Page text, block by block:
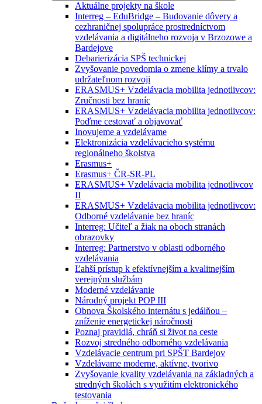
Aktuálne projekty na škole
Interreg – EduBridge – Budovanie dôvery a
cezhraničnej spolupráce prostredníctvom
vzdelávania a digitálneho rozvoja v Brzozowe a
Bardejove
Debarierizácia SPŠ technickej
Zvyšovanie povedomia o zmene klímy a trvalo
udržateľnom rozvoji
ERASMUS+ Vzdelávacia mobilita jednotlivcov:
Zručnosti bez hraníc
ERASMUS+ Vzdelávacia mobilita jednotlivcov:
Poďme cestovať a objavovať
Inovujeme a vzdelávame
Elektronizácia vzdelávacieho systému
regionálneho školstva
Erasmus+
Erasmus+ ČR-SR-PL
ERASMUS+ Vzdelávacia mobilita jednotlivcov
II
ERASMUS+ Vzdelávacia mobilita jednotlivcov:
Odborné vzdelávanie bez hraníc
Interreg: Učiteľ a žiak na oboch stranách
obrazovky
Interreg: Partnerstvo v oblasti odborného
vzdelávania
Ľahší prístup k efektívnejším a kvalitnejším
verejným službám
Moderné vzdelávanie
Národný projekt POP III
Obnova Školského internátu s jedálňou –
zníženie energetickej náročnosti
Poznaj pravidlá, chráň si život na ceste
Rozvoj stredného odborného vzdelávania
Vzdelávacie centrum pri SPŠT Bardejov
Vzdelávame moderne, aktívne, tvorivo
Zvyšovanie kvality vzdelávania na základných a
stredných školách s využitím elektronického
testovania